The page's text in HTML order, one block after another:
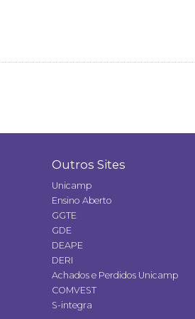
Outros Sites
Unicamp
Ensino Aberto
GGTE
GDE
DEAPE
DERI
Achados e Perdidos Unicamp
COMVEST
S-integra